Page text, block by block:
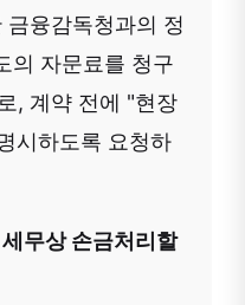
융감독청과의 정
의 자문료를 청구
, 계약 전에 "현장
시하도록 요청하
무상 손금처리할